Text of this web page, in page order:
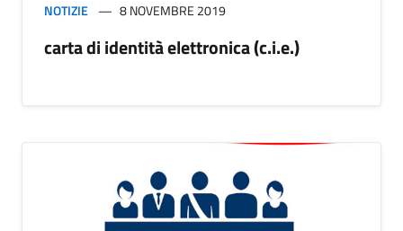
NOTIZIE 8 NOVEMBRE 2019
carta di identità elettronica (c.i.e.)